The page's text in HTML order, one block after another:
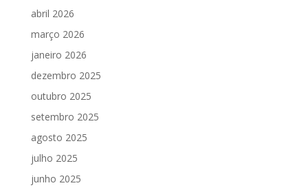
abril 2026
março 2026
janeiro 2026
dezembro 2025
outubro 2025
setembro 2025
agosto 2025
julho 2025
junho 2025